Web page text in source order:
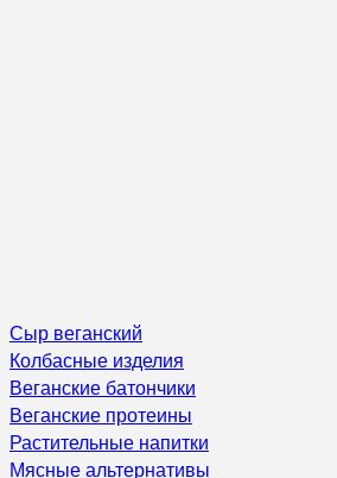
Сыр веганский
Колбасные изделия
Веганские батончики
Веганские протеины
Растительные напитки
Мясные альтернативы